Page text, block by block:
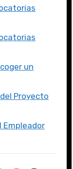
un
Proyecto
Empleador